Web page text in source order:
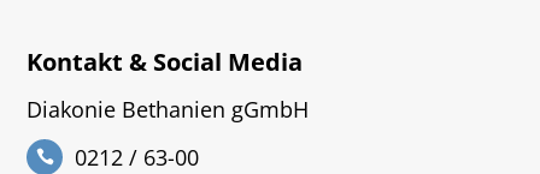
Kontakt & Social Media
Diakonie Bethanien gGmbH
0212 / 63-00